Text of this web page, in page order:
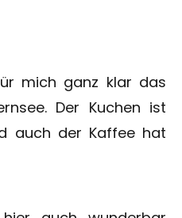
mich ganz klar das
Der Kuchen ist
auch der Kaffee hat